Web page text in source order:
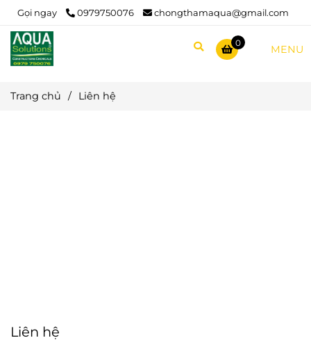
Gọi ngay 0979750076 chongthamaqua@gmail.com
0
MENU
Trang chủ / Liên hệ
Liên hệ